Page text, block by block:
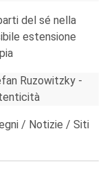
del sé nella
estensione
Ruzowitzky -
/ Notizie / Siti